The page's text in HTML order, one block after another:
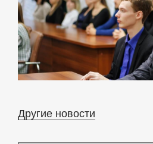
Другие новости